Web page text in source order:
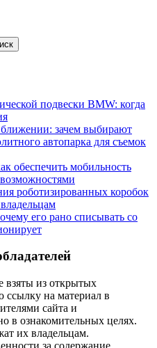
подвески BMW: когда
зачем выбирают
автопарка для съемок
обеспечить мобильность
роботизированных коробок
его рано списывать со
взяты из открытых
на материал в
сайта и
в ознакомительных целях.
их владельцам.